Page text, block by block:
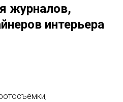
журналов,
интерьера